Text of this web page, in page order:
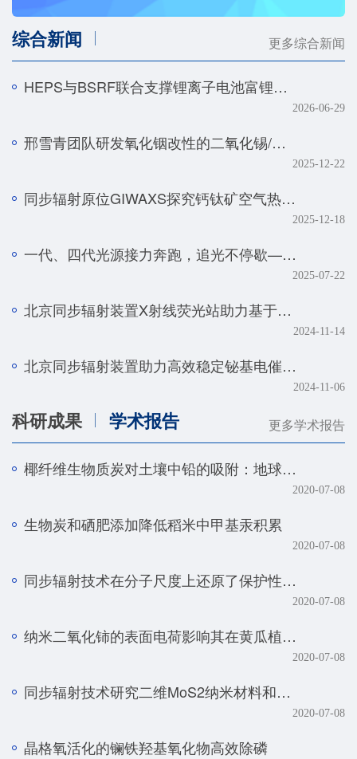
综合新闻 更多综合新闻
HEPS与BSRF联合支撑锂离子电池富锂正极快速化成机制研究
2026-06-29
邢雪青团队研发氧化铟改性的二氧化锡/石墨烯复合催化剂——实现强酸体系下工业级电流密度的高效二氧化碳-甲酸转化
2025-12-22
同步辐射原位GIWAXS探究钙钛矿空气热处理的降解机制
2025-12-18
一代、四代光源接力奔跑，追光不停歇——BSRF第二十九届用户学术年会暨HEPS用户研讨会顺利召开
2025-07-22
北京同步辐射装置X射线荧光站助力基于人工智能技术的金属组学研究取得系列进展
2024-11-14
北京同步辐射装置助力高效稳定铋基电催化剂研究取得新进展
2024-11-06
科研成果 学术报告 更多学术报告
椰纤维生物质炭对土壤中铅的吸附：地球化学和光谱学研究
2020-07-08
生物炭和硒肥添加降低稻米中甲基汞积累
2020-07-08
同步辐射技术在分子尺度上还原了保护性耕作土壤磷元素的真实赋存形态
2020-07-08
纳米二氧化铈的表面电荷影响其在黄瓜植株中的转化、转运及毒性
2020-07-08
同步辐射技术研究二维MoS2纳米材料和生物体的相互作用规律
2020-07-08
晶格氧活化的镧铁羟基氧化物高效除磷